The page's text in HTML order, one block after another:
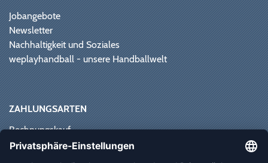
Jobangebote
Newsletter
Nachhaltigkeit und Soziales
weplayhandball - unsere Handballwelt
ZAHLUNGSARTEN
Rechnungskauf
Paypal